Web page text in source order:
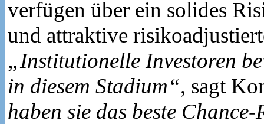
verfügen über ein solides
und attraktive
„Institutionelle Investoren
in diesem Stadium“, sagt
haben sie das beste